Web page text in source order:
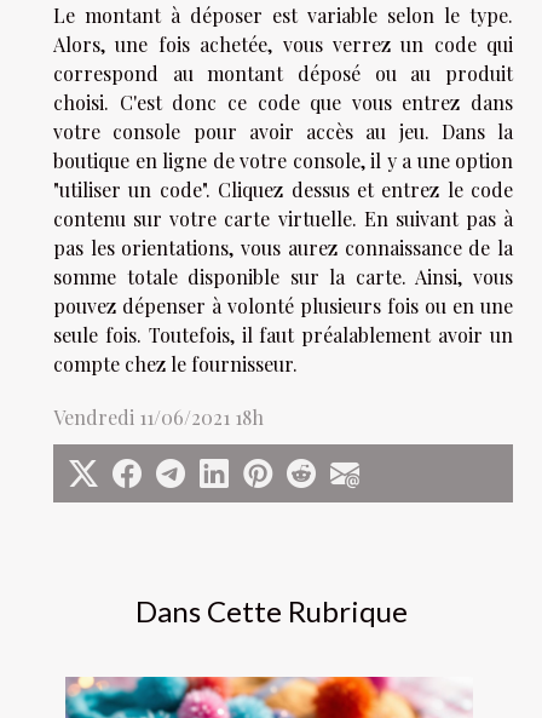
Dans Cette Rubrique
Le montant à déposer est variable selon le type.
Alors, une fois achetée, vous verrez un code qui
correspond au montant déposé ou au produit
choisi. C'est donc ce code que vous entrez dans
votre console pour avoir accès au jeu. Dans la
boutique en ligne de votre console, il y a une option
"utiliser un code". Cliquez dessus et entrez le code
contenu sur votre carte virtuelle. En suivant pas à
pas les orientations, vous aurez connaissance de la
somme totale disponible sur la carte. Ainsi, vous
pouvez dépenser à volonté plusieurs fois ou en une
seule fois. Toutefois, il faut préalablement avoir un
compte chez le fournisseur.
Vendredi 11/06/2021 18h